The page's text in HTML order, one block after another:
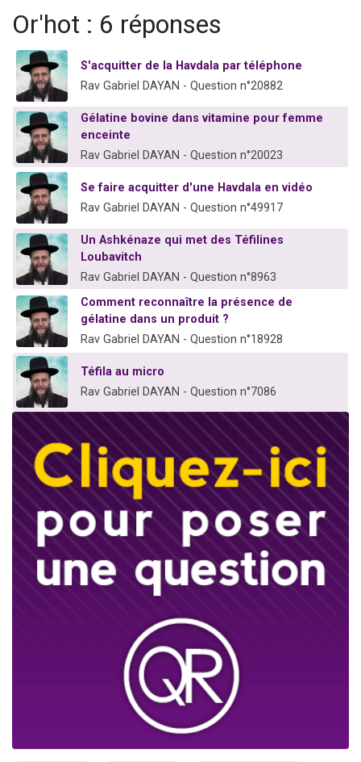
Ariel vient de donner son Maasser
Il reste 49 places pour étudier en groupe sur Zoom
Eva vient de donner son Maasser
Or'hot : 6 réponses
S'acquitter de la Havdala par téléphone
Rav Gabriel DAYAN - Question n°20882
Gélatine bovine dans vitamine pour femme
enceinte
Rav Gabriel DAYAN - Question n°20023
Se faire acquitter d'une Havdala en vidéo
Rav Gabriel DAYAN - Question n°49917
Un Ashkénaze qui met des Téfilines
Loubavitch
Rav Gabriel DAYAN - Question n°8963
Comment reconnaître la présence de
gélatine dans un produit ?
Rav Gabriel DAYAN - Question n°18928
Téfila au micro
Rav Gabriel DAYAN - Question n°7086